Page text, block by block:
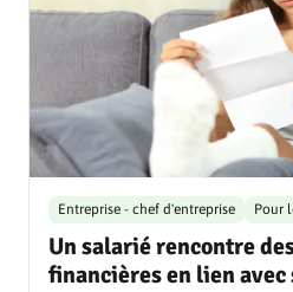
Un salarié rencontre
financières en lien avec
Entreprise - chef d'entreprise Pour